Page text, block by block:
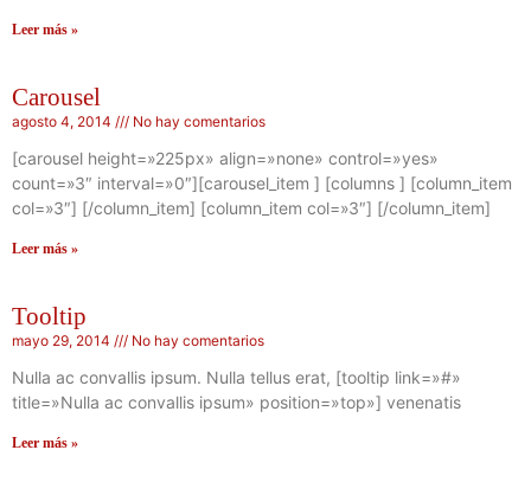
Leer más »
Carousel
agosto 4, 2014 No hay comentarios
[carousel height=»225px» align=»none» control=»yes»
count=»3″ interval=»0″][carousel_item ] [columns ] [column_item
col=»3″] [/column_item] [column_item col=»3″] [/column_item]
Leer más »
Tooltip
mayo 29, 2014 No hay comentarios
Nulla ac convallis ipsum. Nulla tellus erat, [tooltip link=»#»
title=»Nulla ac convallis ipsum» position=»top»] venenatis
Leer más »